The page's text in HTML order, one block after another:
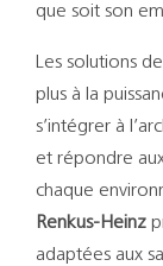
que soit son
Les solutions
plus à la
s’intégrer à
et répondre
chaque
Renkus-Heinz
adaptées aux